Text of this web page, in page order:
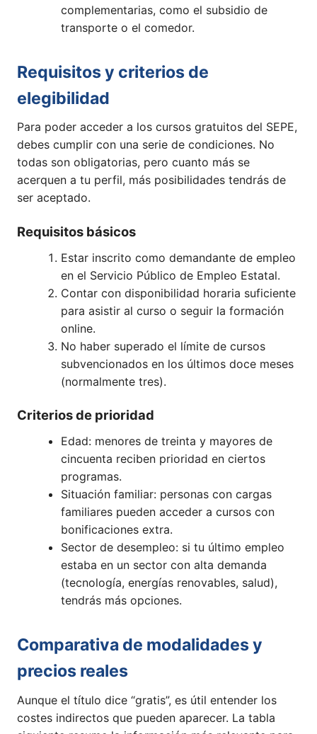
complementarias, como el subsidio de
transporte o el comedor.
Requisitos y criterios de
elegibilidad
Para poder acceder a los cursos gratuitos del SEPE,
debes cumplir con una serie de condiciones. No
todas son obligatorias, pero cuanto más se
acerquen a tu perfil, más posibilidades tendrás de
ser aceptado.
Requisitos básicos
Estar inscrito como demandante de empleo
en el Servicio Público de Empleo Estatal.
Contar con disponibilidad horaria suficiente
para asistir al curso o seguir la formación
online.
No haber superado el límite de cursos
subvencionados en los últimos doce meses
(normalmente tres).
Criterios de prioridad
Edad: menores de treinta y mayores de
cincuenta reciben prioridad en ciertos
programas.
Situación familiar: personas con cargas
familiares pueden acceder a cursos con
bonificaciones extra.
Sector de desempleo: si tu último empleo
estaba en un sector con alta demanda
(tecnología, energías renovables, salud),
tendrás más opciones.
Comparativa de modalidades y
precios reales
Aunque el título dice “gratis”, es útil entender los
costes indirectos que pueden aparecer. La tabla